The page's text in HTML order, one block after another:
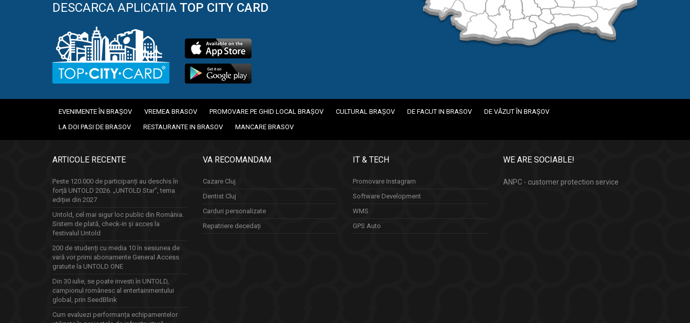
DESCARCA APLICATIA TOP CITY CARD
EVENIMENTE ÎN BRAȘOV VREMEA BRASOV PROMOVARE PE GHID LOCAL BRAȘOV CULTURAL BRAȘOV DE FACUT IN BRASOV
DE VĂZUT ÎN BRAȘOV
LA DOI PASI DE BRASOV
RESTAURANTE IN BRASOV MANCARE BRASOV
ARTICOLE RECENTE
Peste 120.000 de participanți au deschis în
forță UNTOLD 2026. „UNTOLD Star”, tema
ediției din 2027
Untold, cel mai sigur loc public din România.
Sistem de plată, check-in și acces la
festivalul Untold
200 de studenți cu media 10 în sesiunea de
vară vor primi abonamente General Access
gratuite la UNTOLD ONE
Din 30 iulie, se poate investi în UNTOLD,
campionul românesc al entertainmentului
global, prin SeedBlink
Cum evaluezi performanța echipamentelor
VA RECOMANDAM
Cazare Cluj
Dentist Cluj
Carduri personalizate
Repatriere decedați
IT & TECH
Promovare Instagram
Software Development
WMS
GPS Auto
WE ARE SOCIABLE!
ANPC - customer protection service